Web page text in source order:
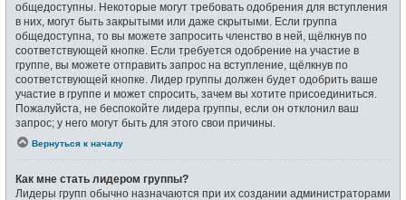
общедоступны. Некоторые могут требовать одобрения для вступления
в них, могут быть закрытыми или даже скрытыми. Если группа
общедоступна, то вы можете запросить членство в ней, щёлкнув по
соответствующей кнопке. Если требуется одобрение на участие в
группе, вы можете отправить запрос на вступление, щёлкнув по
соответствующей кнопке. Лидер группы должен будет одобрить ваше
участие в группе и может спросить, зачем вы хотите присоединиться.
Пожалуйста, не беспокойте лидера группы, если он отклонил ваш
запрос; у него могут быть для этого свои причины.
Вернуться к началу
Как мне стать лидером группы?
Лидеры групп обычно назначаются при их создании администраторами